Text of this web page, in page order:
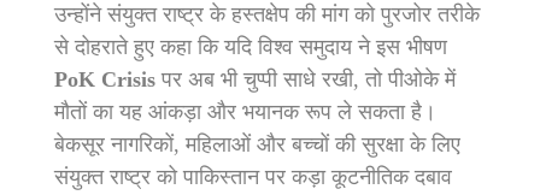
उन्होंने संयुक्त राष्ट्र के हस्तक्षेप की मांग को पुरजोर तरीके
से दोहराते हुए कहा कि यदि विश्व समुदाय ने इस भीषण
PoK Crisis पर अब भी चुप्पी साधे रखी, तो पीओके में
मौतों का यह आंकड़ा और भयानक रूप ले सकता है।
बेकसूर नागरिकों, महिलाओं और बच्चों की सुरक्षा के लिए
संयुक्त राष्ट्र को पाकिस्तान पर कड़ा कूटनीतिक दबाव